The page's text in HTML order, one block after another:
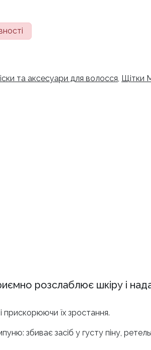
та аксесуари для волосся, Щітки
розслаблює шкіру і
прискорюючи їх зростання.
збиває засіб у густу піну,